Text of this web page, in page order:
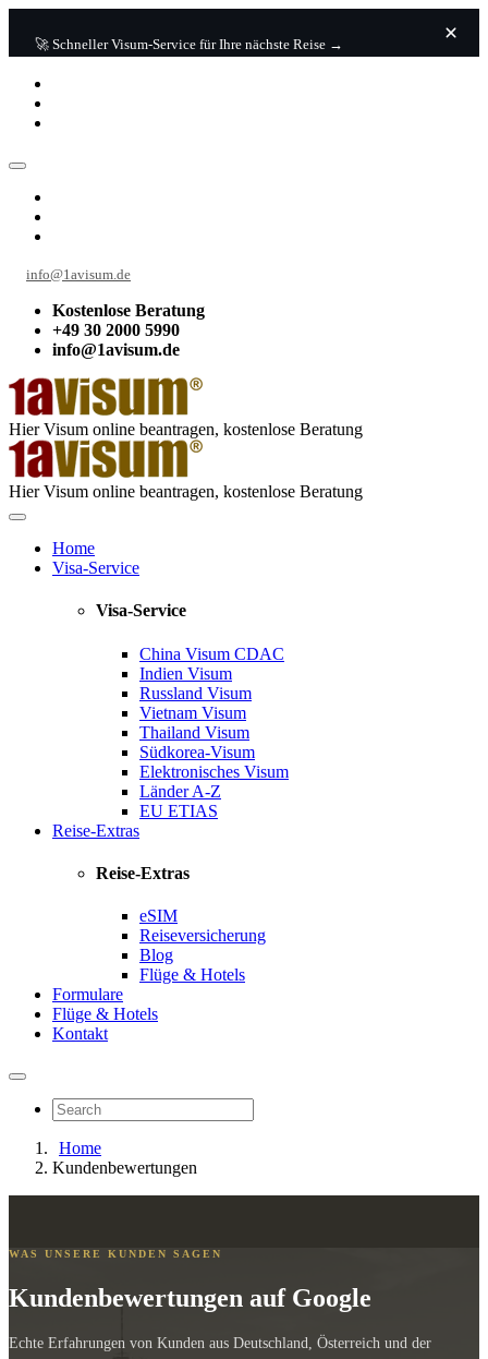
🚀 Schneller Visum-Service für Ihre nächste Reise →
info@1avisum.de
Kostenlose Beratung
+49 30 2000 5990
info@1avisum.de
Hier Visum online beantragen, kostenlose Beratung
Hier Visum online beantragen, kostenlose Beratung
Home
Visa-Service
Visa-Service
China Visum CDAC
Indien Visum
Russland Visum
Vietnam Visum
Thailand Visum
Südkorea-Visum
Elektronisches Visum
Länder A-Z
EU ETIAS
Reise-Extras
Reise-Extras
eSIM
Reiseversicherung
Blog
Flüge & Hotels
Formulare
Flüge & Hotels
Kontakt
Home
Kundenbewertungen
WAS UNSERE KUNDEN SAGEN
Kundenbewertungen auf Google
Echte Erfahrungen von Kunden aus Deutschland, Österreich und der